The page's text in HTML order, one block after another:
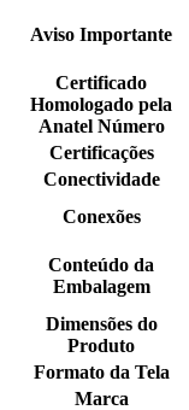
Aviso Importante
Certificado
Homologado pela
Anatel Número
Certificações
Conectividade
Conexões
Conteúdo da
Embalagem
Dimensões do
Produto
Formato da Tela
Marca